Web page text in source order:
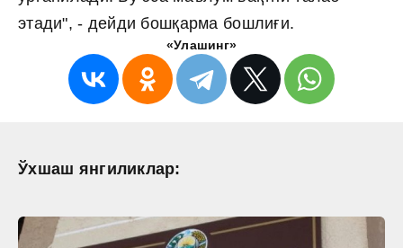
этади", - дейди бошқарма бошлиғи.
«Улашинг»
Ўхшаш янгиликлар: